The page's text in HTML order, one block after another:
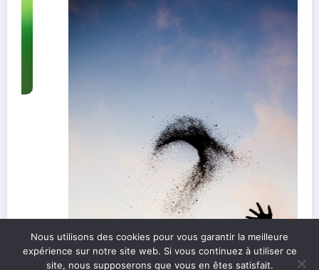
Nous utilisons des cookies pour vous garantir la meilleure
expérience sur notre site web. Si vous continuez à utiliser ce
site, nous supposerons que vous en êtes satisfait.